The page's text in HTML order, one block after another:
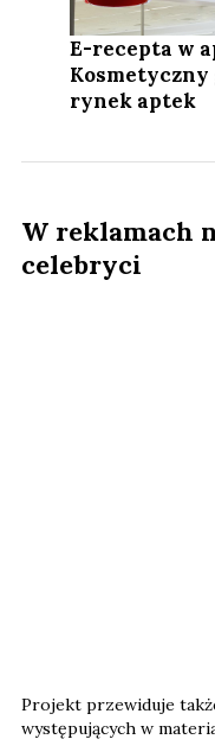
E-recepta w
rynek aptek
W reklamach
celebryci
Projekt przewiduje
występujących w